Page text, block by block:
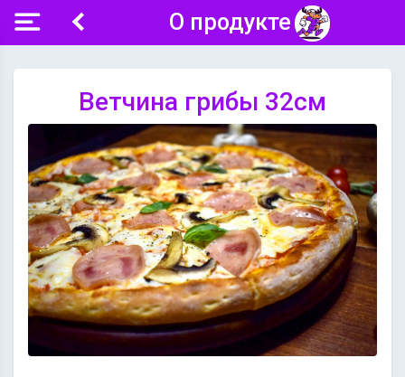
О продукте
Ветчина грибы 32см